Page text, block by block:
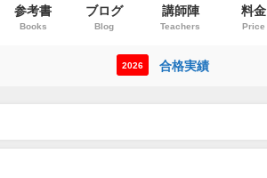
参考書
Books
ブログ
Blog
講師陣
Teachers
料金
Price
2026 合格実績